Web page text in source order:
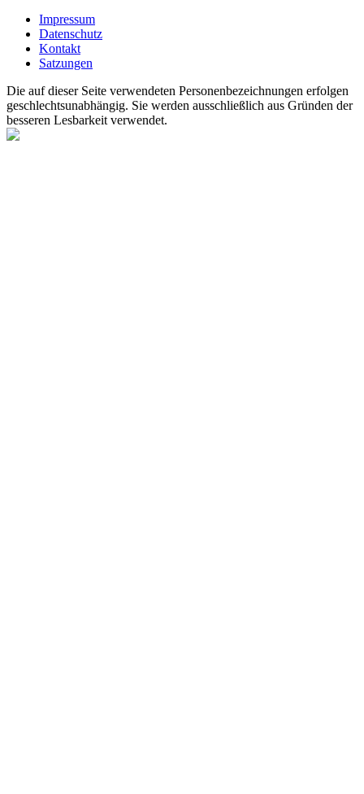
Impressum
Datenschutz
Kontakt
Satzungen
Die auf dieser Seite verwendeten Personenbezeichnungen erfolgen
geschlechtsunabhängig. Sie werden ausschließlich aus Gründen der
besseren Lesbarkeit verwendet.